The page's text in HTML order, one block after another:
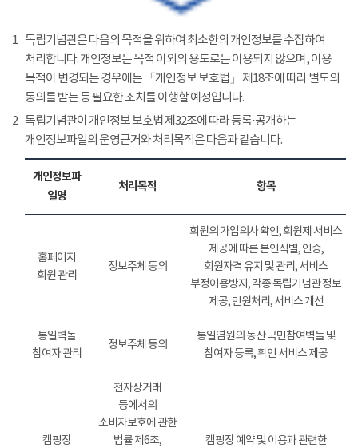
1 독립기념관은 다음의 목적을 위하여 최소한의 개인정보를 수집하여
처리합니다. 개인정보는 목적 이외의 용도로는 이용되지 않으며, 이용
목적이 변경되는 경우에는 「개인정보 보호법」 제18조에 따라 별도의
동의를 받는 등 필요한 조치를 이행할 예정입니다.
2 독립기념관이 개인정보 보호법 제32조에 따라 등록·공개하는
개인정보파일의 운영근거와 처리목적은 다음과 같습니다.
개인정보파
일명
처리목적 항목
홈페이지
회원 관리
정보주체 동의
회원의 가입의사 확인, 회원제 서비스
제공에 따른 본인식별, 인증,
회원자격 유지 및 관리, 서비스
부정이용방지, 각종 독립기념관 정보
제공, 민원처리, 서비스 개선
통일벽돌
참여자 관리
정보주체 동의
통일염원의 동산 국민참여벽돌 및
참여자 등록, 확인 서비스 제공
캠핑장
전자상거래
등에서의
소비자보호에 관한
법률 제6조,
캠핑장 예약 및 이용과 관련한